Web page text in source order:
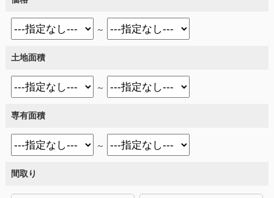
～
土地面積
～
専有面積
～
間取り